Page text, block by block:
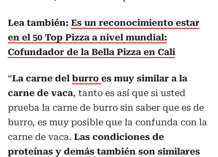
Lea también: Es un reconocimiento estar
en el 50 Top Pizza a nivel mundial:
Cofundador de la Bella Pizza en Cali
“La carne del burro es muy similar a la
carne de vaca, tanto es así que si usted
prueba la carne de burro sin saber que es de
burro, es muy posible que la confunda con la
carne de vaca. Las condiciones de
proteínas y demás también son similares